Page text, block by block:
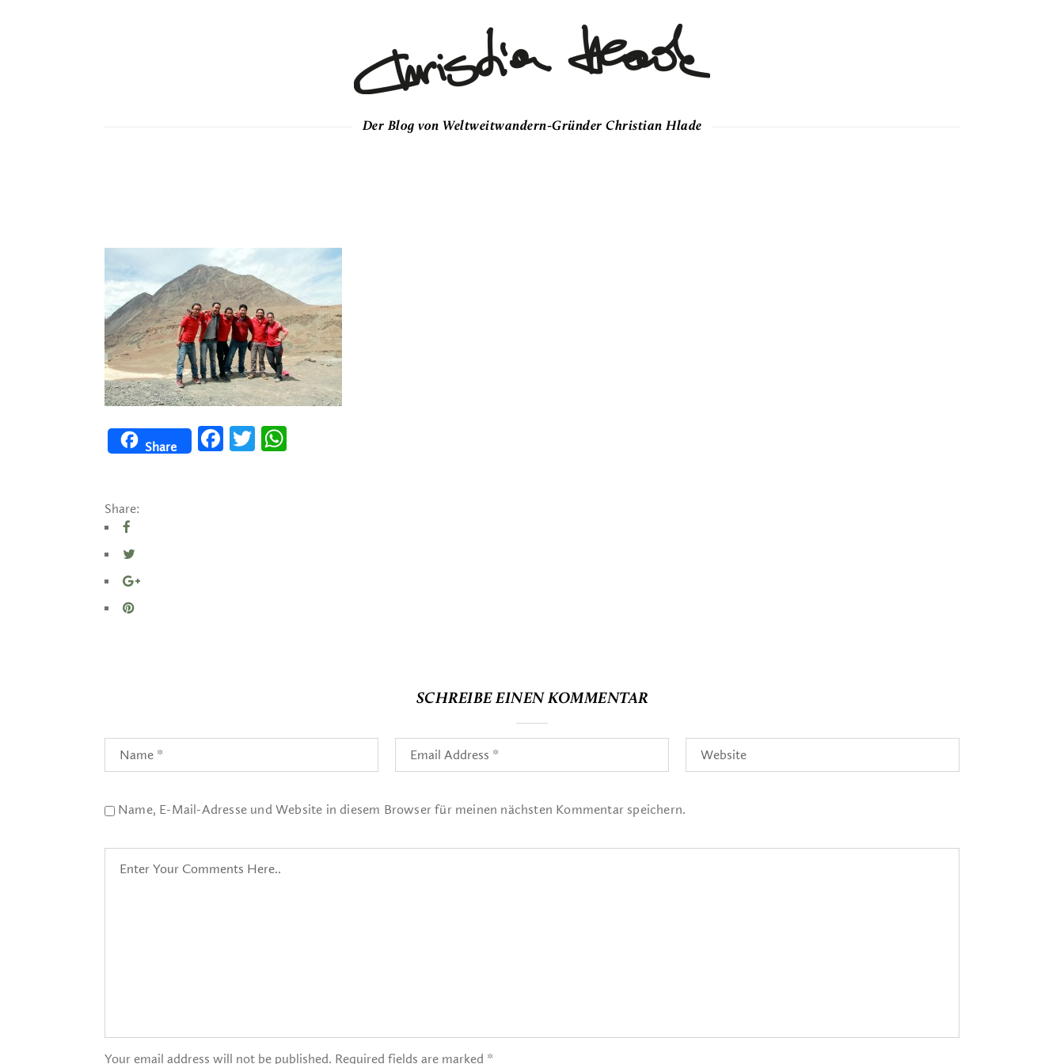
Der Blog von Weltweitwandern-Gründer Christian Hlade
Share
FacebookTwitter
Share:
SCHREIBE EINEN KOMMENTAR
Name, E-Mail-Adresse und Website in diesem Browser für meinen nächsten Kommentar speichern.
Your email address will not be published. Required fields are marked *